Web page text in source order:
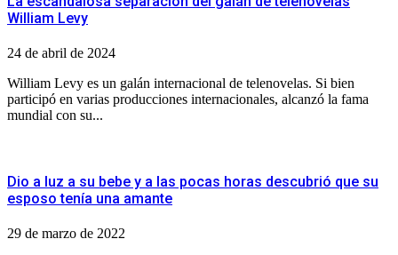
William Levy
24 de abril de 2024
William Levy es un galán internacional de telenovelas. Si bien
participó en varias producciones internacionales, alcanzó la fama
mundial con su...
Dio a luz a su bebe y a las pocas horas descubrió que su
esposo tenía una amante
29 de marzo de 2022